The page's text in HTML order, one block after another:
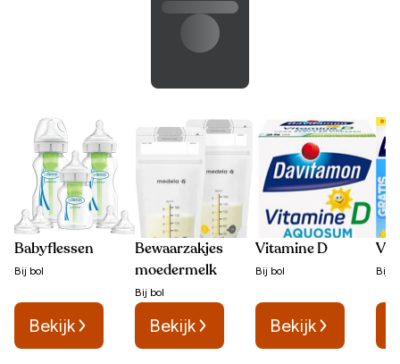
Babyflessen
Bij bol
Bekijk
Bewaarzakjes
moedermelk
Bij bol
Bekijk
Vitamine D
Bij bol
Bekijk
Bij